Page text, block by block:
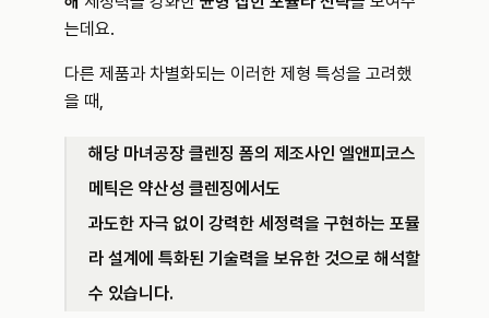
는데요.
다른 제품과 차별화되는 이러한 제형 특성을 고려했
을 때,
해당 마녀공장 클렌징 폼의 제조사인 엘앤피코스
메틱은 약산성 클렌징에서도
과도한 자극 없이 강력한 세정력을 구현하는 포뮬
라 설계에 특화된 기술력을 보유한 것으로 해석할
수 있습니다.